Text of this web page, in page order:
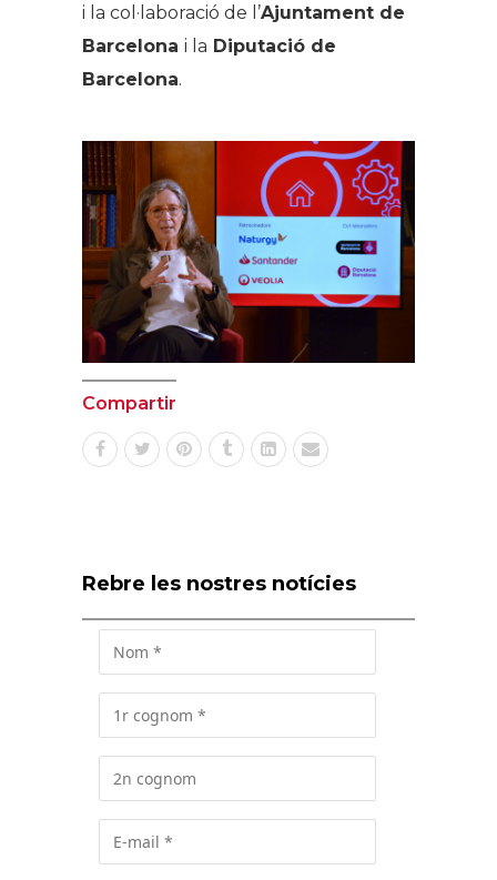
i la col·laboració de l’Ajuntament de
Barcelona i la Diputació de
Barcelona.
Compartir
Rebre les nostres notícies